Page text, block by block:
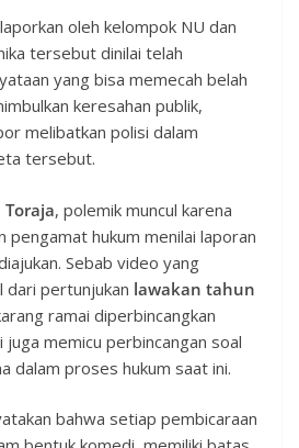
oleh kelompok NU dan
tersebut dinilai telah
yang bisa memecah belah
keresahan publik,
melibatkan polisi dalam
tersebut.
Toraja, polemik muncul karena
pengamat hukum menilai laporan
Sebab video yang
dari pertunjukan lawakan tahun
ramai diperbincangkan
juga memicu perbincangan soal
dalam proses hukum saat ini.
bahwa setiap pembicaraan